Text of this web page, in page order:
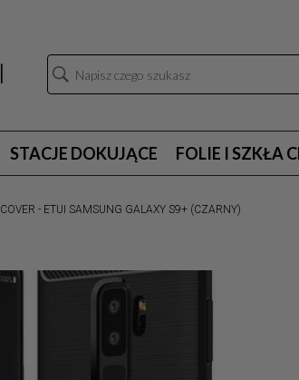
STACJE DOKUJĄCE FOLIE I SZKŁA
- ETUI SAMSUNG GALAXY S9+ (CZARNY)